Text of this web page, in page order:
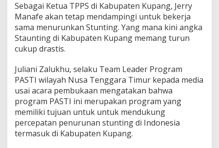
Sebagai Ketua TPPS di Kabupaten Kupang, Jerry
Manafe akan tetap mendampingi untuk bekerja
sama menurunkan Stunting. Yang mana kini angka
Staunting di Kabupaten Kupang memang turun
cukup drastis.
Juliani Zalukhu, selaku Team Leader Program
PASTI wilayah Nusa Tenggara Timur kepada media
usai acara pembukaan mengatakan bahwa
program PASTI ini merupakan program yang
memiliki tujuan untuk untuk mendukung
percepatan penurunan stunting di Indonesia
termasuk di Kabupaten Kupang.